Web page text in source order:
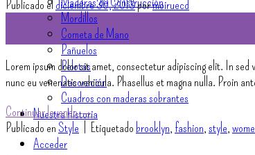
Mordillos
Cometa de Mano
Pañuelos
Pelotas
Decoración
Cuadros con maderas sobrantes
Nuestra Historia
Acceder
Publicado el diciembre 30, 2013pormoiruecd
Lorem ipsum dolor sit amet, consectetur adipiscing elit. In
nunc eu venenatis vehicula. Phasellus et magna nulla. Proin
Continuar leyendo→
Publicado en Style Etiquetado brooklyn, fashion,style,